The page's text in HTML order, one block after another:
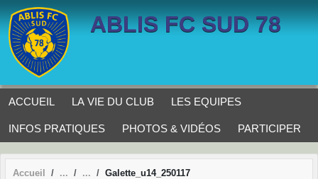
ABLIS FC SUD 78
ACCUEIL LA VIE DU CLUB LES EQUIPES
INFOS PRATIQUES PHOTOS & VIDÉOS PARTICIPER
Accueil Galette_u14_250117
Panneau de gestion des cookies